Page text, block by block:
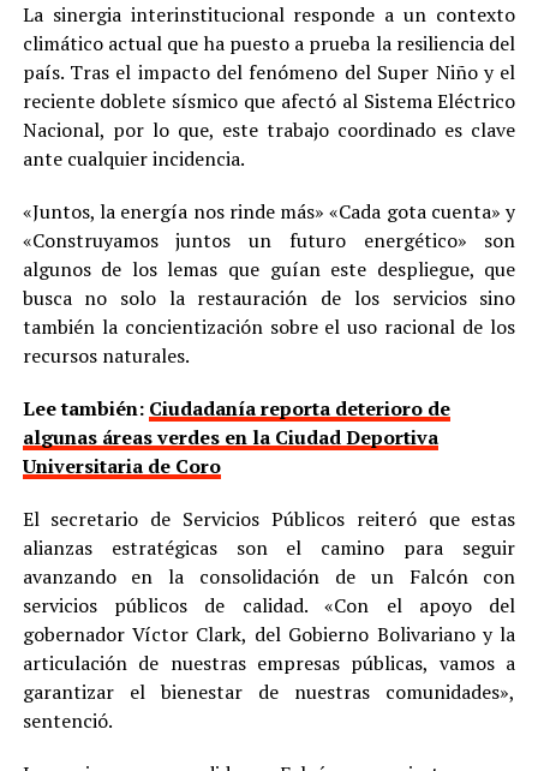
La sinergia interinstitucional responde a un contexto
climático actual que ha puesto a prueba la resiliencia del
país. Tras el impacto del fenómeno del Super Niño y el
reciente doblete sísmico que afectó al Sistema Eléctrico
Nacional, por lo que, este trabajo coordinado es clave
ante cualquier incidencia.
«Juntos, la energía nos rinde más» «Cada gota cuenta» y
«Construyamos juntos un futuro energético» son
algunos de los lemas que guían este despliegue, que
busca no solo la restauración de los servicios sino
también la concientización sobre el uso racional de los
recursos naturales.
Lee también: Ciudadanía reporta deterioro de
algunas áreas verdes en la Ciudad Deportiva
Universitaria de Coro
El secretario de Servicios Públicos reiteró que estas
alianzas estratégicas son el camino para seguir
avanzando en la consolidación de un Falcón con
servicios públicos de calidad. «Con el apoyo del
gobernador Víctor Clark, del Gobierno Bolivariano y la
articulación de nuestras empresas públicas, vamos a
garantizar el bienestar de nuestras comunidades»,
sentenció.